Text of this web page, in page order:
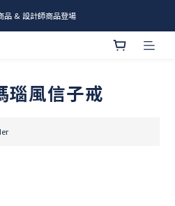
& A-Y2 新發售
品 & 設計師商品登場
瑙風信子戒